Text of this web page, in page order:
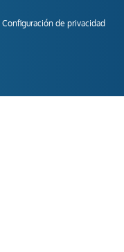
Configuración de privacidad